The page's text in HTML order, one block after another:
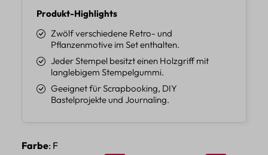
Produkt-Highlights
Zwölf verschiedene Retro- und
Pflanzenmotive im Set enthalten.
Jeder Stempel besitzt einen Holzgriff mit
langlebigem Stempelgummi.
Geeignet für Scrapbooking, DIY
Bastelprojekte und Journaling.
Farbeauswählen
: F